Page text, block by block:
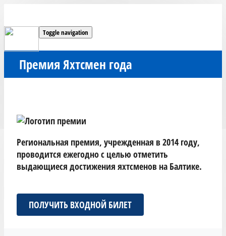
Toggle navigation
Премия Яхтсмен года
Региональная премия, учрежденная в 2014 году,
проводится ежегодно с целью отметить
выдающиеся достижения яхтсменов на Балтике.
ПОЛУЧИТЬ ВХОДНОЙ БИЛЕТ